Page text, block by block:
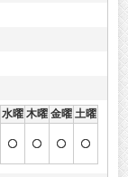
水曜 木曜 金曜 土曜